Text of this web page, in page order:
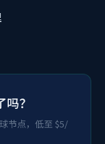
？
节点，低至 $5/